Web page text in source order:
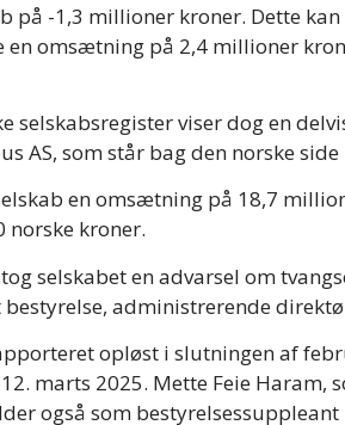
på -1,3 millioner kroner. Dette
en omsætning på 2,4 millioner
selskabsregister viser dog en
AS, som står bag den norske side
en omsætning på 18,7
kroner.
selskabet en advarsel om
administrerende
opløst i slutningen af
marts 2025. Mette Feie Haram,
også som